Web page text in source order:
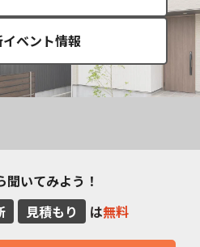
イベント情報
聞いてみよう！
見積もり は無料